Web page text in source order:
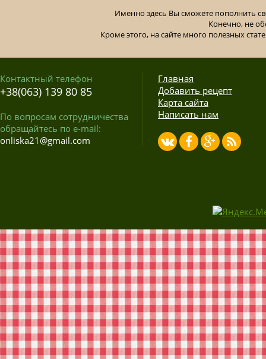
Именно здесь Вы сможете пополнить
Конечно, не
Кроме этого, на сайте много полезных
Контактный телефон
+38(063) 139 80 85
По вопросам сотрудничества
обращайтесь по e-mail:
onliska21@gmail.com
Главная
Добавить рецепт
Карта сайта
Написать нам